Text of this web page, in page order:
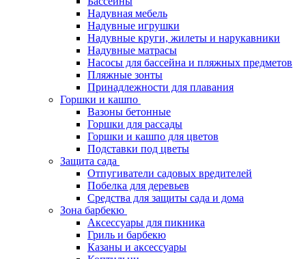
Надувная мебель
Надувные игрушки
Надувные круги, жилеты и нарукавники
Надувные матрасы
Насосы для бассейна и пляжных предметов
Пляжные зонты
Принадлежности для плавания
Горшки и кашпо
Вазоны бетонные
Горшки для рассады
Горшки и кашпо для цветов
Подставки под цветы
Защита сада
Отпугиватели садовых вредителей
Побелка для деревьев
Средства для защиты сада и дома
Зона барбекю
Аксессуары для пикника
Гриль и барбекю
Казаны и аксессуары